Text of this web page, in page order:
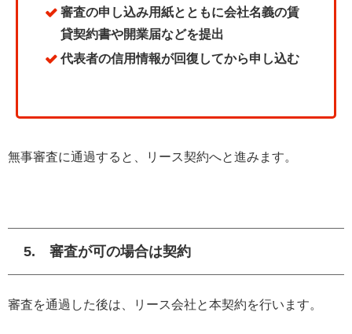
審査の申し込み用紙とともに会社名義の賃
貸契約書や開業届などを提出
代表者の信用情報が回復してから申し込む
無事審査に通過すると、リース契約へと進みます。
5. 審査が可の場合は契約
審査を通過した後は、リース会社と本契約を行います。